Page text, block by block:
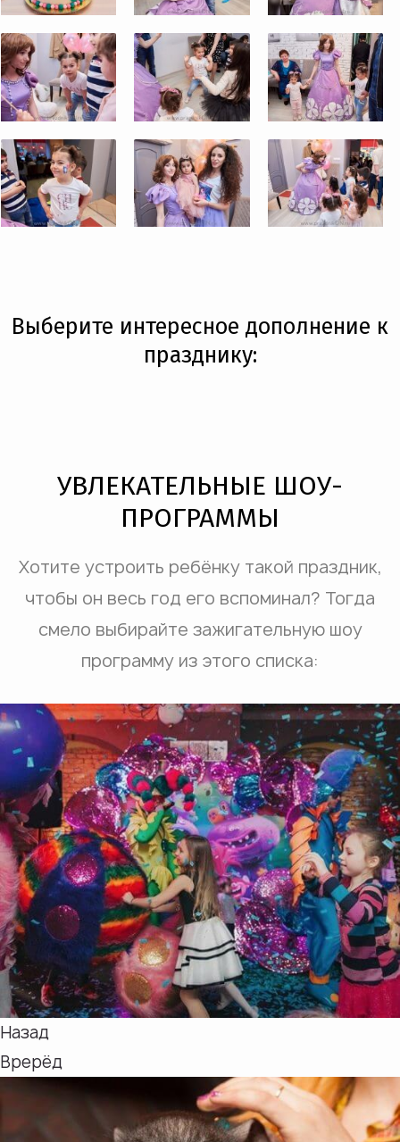
Выберите интересное дополнение к
празднику:
УВЛЕКАТЕЛЬНЫЕ ШОУ-
ПРОГРАММЫ
Хотите устроить ребёнку такой праздник,
чтобы он весь год его вспоминал? Тогда
смело выбирайте зажигательную шоу
программу из этого списка:
Назад
Врерёд